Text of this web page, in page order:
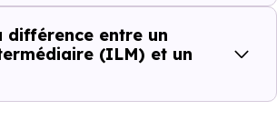
différence entre un
(ILM) et un